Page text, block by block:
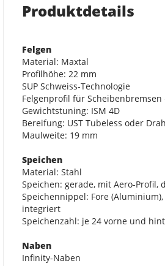
Produktdetails
Felgen
Material: Maxtal
Profilhöhe: 22 mm
SUP Schweiss-Technologie
Felgenprofil für
Gewichtstuning: ISM 4D
Bereifung: UST Tubeless oder
Maulweite: 19 mm
Speichen
Material: Stahl
Speichen: gerade, mit Aero-Profil,
Speichennippel: Fore
integriert
Speichenzahl: je 24 vorne und
Naben
Infinity-Naben